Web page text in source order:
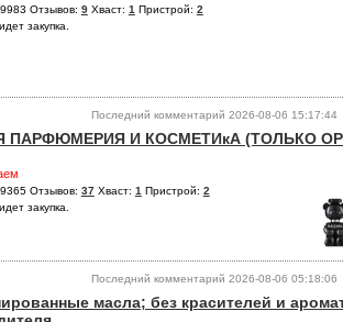
Отзывов: 9Хваст: 1 Пристрой: 2
закупка.
Последний комментарий 2026-08-06 15:17:44
ПАРФЮМЕРИЯ И КОСМЕТИкА (ТОЛЬКО
Отзывов: 37Хваст: 1 Пристрой: 2
закупка.
Последний комментарий 2026-08-06 05:18:06
масла; без красителей и